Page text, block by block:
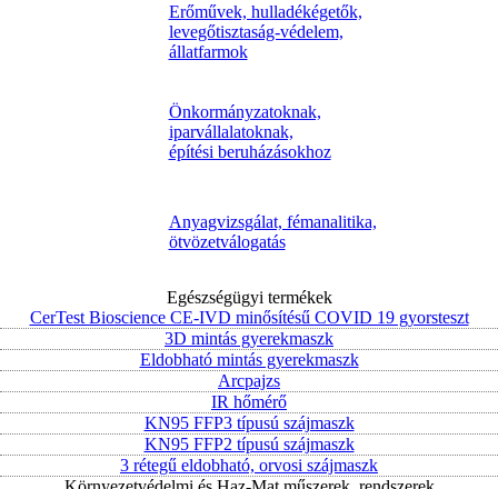
Erőművek, hulladékégetők,
levegőtisztaság-védelem,
állatfarmok
Önkormányzatoknak,
iparvállalatoknak,
építési beruházásokhoz
Anyagvizsgálat, fémanalitika,
ötvözetválogatás
Egészségügyi termékek
CerTest Bioscience CE-IVD minősítésű COVID 19 gyorsteszt
3D mintás gyerekmaszk
Eldobható mintás gyerekmaszk
Arcpajzs
IR hőmérő
KN95 FFP3 típusú szájmaszk
KN95 FFP2 típusú szájmaszk
3 rétegű eldobható, orvosi szájmaszk